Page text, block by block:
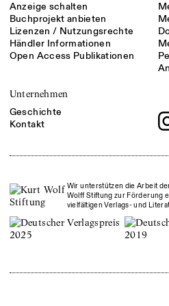
Anzeige schalten
Buchprojekt anbieten
Lizenzen / Nutzungsrechte
Händler Informationen
Open Access Publikationen
Unternehmen
Geschichte
Kontakt
Wir unterstützen die Arbeit
Wolff Stiftung zur Förderung
vielfältigen Verlags- und